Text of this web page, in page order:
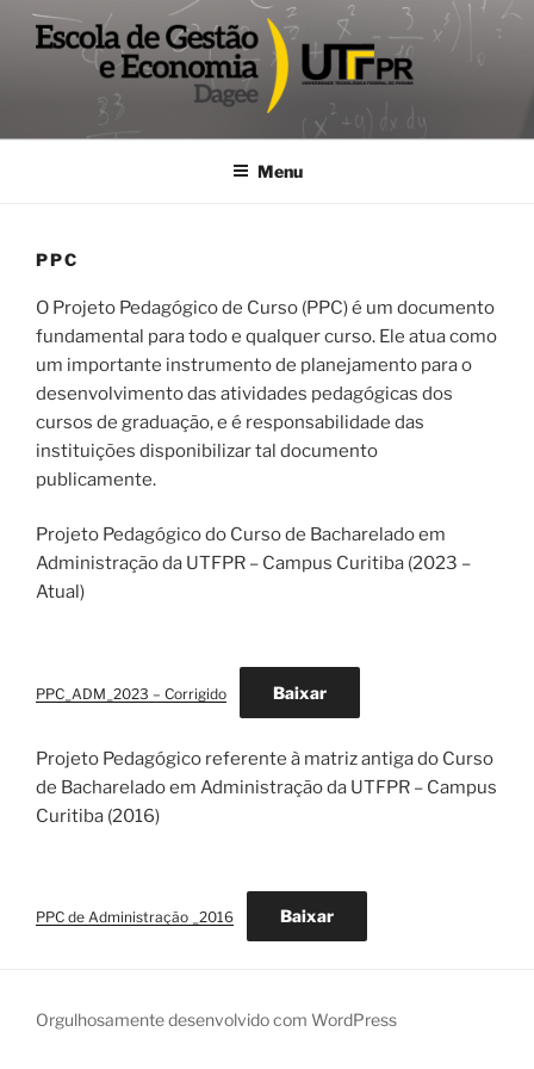
Pular
DAGEE
Departamento acadêmico de Gestão e Economia UTFPR
Menu
PPC
O Projeto Pedagógico de Curso (PPC) é um documento
fundamental para todo e qualquer curso. Ele atua como
um importante instrumento de planejamento para o
desenvolvimento das atividades pedagógicas dos
cursos de graduação, e é responsabilidade das
instituições disponibilizar tal documento
publicamente.
Projeto Pedagógico do Curso de Bacharelado em
Administração da UTFPR – Campus Curitiba (2023 –
Atual)
PPC_ADM_2023 – Corrigido Baixar
Projeto Pedagógico referente à matriz antiga do Curso
de Bacharelado em Administração da UTFPR – Campus
Curitiba (2016)
PPC de Administração _2016 Baixar
Orgulhosamente desenvolvido com WordPress